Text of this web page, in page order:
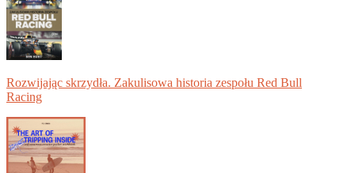
Rozwijając skrzydła. Zakulisowa historia zespołu Red Bull
Racing